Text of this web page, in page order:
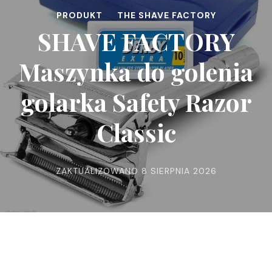
PRODUKT THE SHAVE FACTORY
SHAVE FACTORY
Maszynka do golenia
golarka Safety Razor
Classic
ZAKTUALIZOWANO 8 SIERPNIA 2026